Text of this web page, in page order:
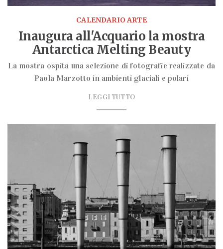
CALENDARIO ARTE
Inaugura all'Acquario la mostra
Antarctica Melting Beauty
La mostra ospita una selezione di fotografie realizzate da
Paola Marzotto in ambienti glaciali e polari
LEGGI TUTTO